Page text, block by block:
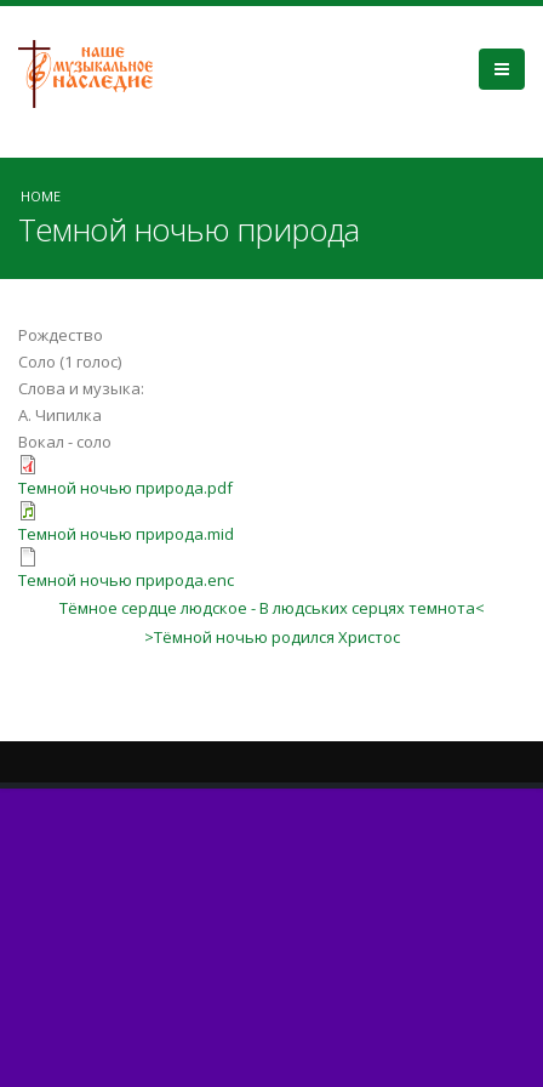
HOME
Темной ночью природа
Рождество
Соло (1 голос)
Слова и музыка:
А. Чипилка
Вокал - соло
Темной ночью природа.pdf
Темной ночью природа.mid
Темной ночью природа.enc
Тёмное сердце людское - В людських серцях темнота<
>Тёмной ночью родился Христос